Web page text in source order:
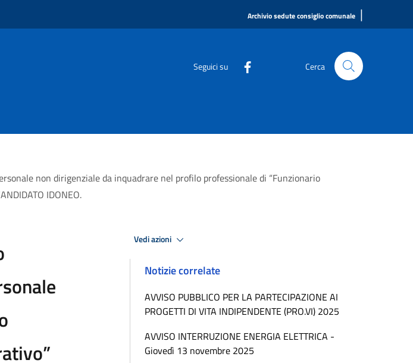
Archivio sedute consiglio comunale |
Seguici su Cerca
non dirigenziale da inquadrare nel profilo professionale di “Funzionario
IDONEO.
Vedi azioni
Notizie correlate
AVVISO PUBBLICO PER LA PARTECIPAZIONE AI
PROGETTI DI VITA INDIPENDENTE (PRO.VI) 2025
AVVISO INTERRUZIONE ENERGIA ELETTRICA -
Giovedì 13 novembre 2025